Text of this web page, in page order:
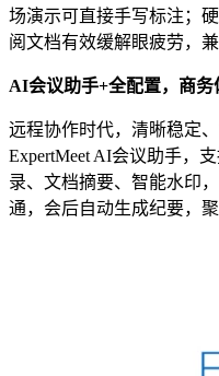
场演示可直接手写标注；
阅文档有效缓解眼疲劳，
AI会议助手+全配置，商务
远程协作时代，清晰稳定
ExpertMeet AI会议助手，
录、文档摘要、智能水印
通，会后自动生成纪要，聚